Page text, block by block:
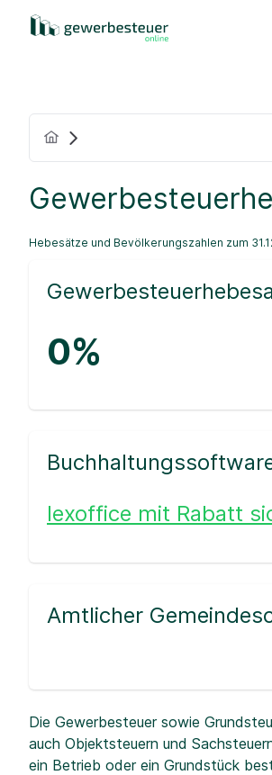
Hebesätze und Bevölkerungszahlen zum
0%
lexoffice mit Rabatt
Amtlicher
Die Gewerbesteuer sowie
auch Objektsteuern und
ein Betrieb oder ein Grundstück